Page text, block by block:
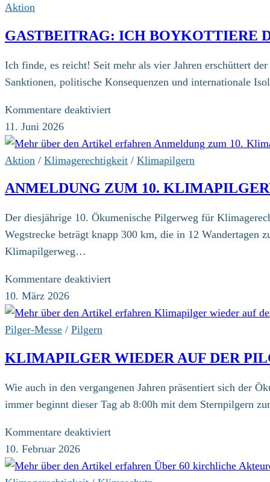
Aktion
GASTBEITRAG: ICH BOYKOTTIERE
Ich finde, es reicht! Seit mehr als vier Jahren erschüttert
Sanktionen, politische Konsequenzen und internationale
Kommentare deaktiviertfür
Ich
boykottiere
Fußball-
11. Juni 2026
Aktion / Klimagerechtigkeit / Klimapilgern
ANMELDUNG ZUM 10.
Der diesjährige 10. Ökumenische Pilgerweg für
Wegstrecke beträgt knapp 300 km, die in 12 Wandertagen
Klimapilgerweg…
Kommentare deaktiviertfür
zum
geöffnet
10. März 2026
Pilger-Messe / Pilgern
KLIMAPILGER WIEDER AUF DER
Wie auch in den vergangenen Jahren präsentiert sich der
immer beginnt dieser Tag ab 8:00h mit dem Sternpilgern
Kommentare deaktiviertfür
wieder
10. Februar 2026